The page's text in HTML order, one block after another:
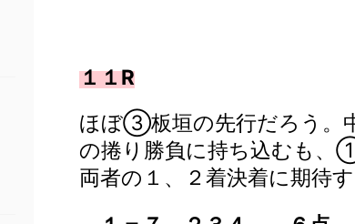
１１R
ほぼ③板垣の先行だろう
の捲り勝負に持ち込むも、
両者の１、２着決着に期待す